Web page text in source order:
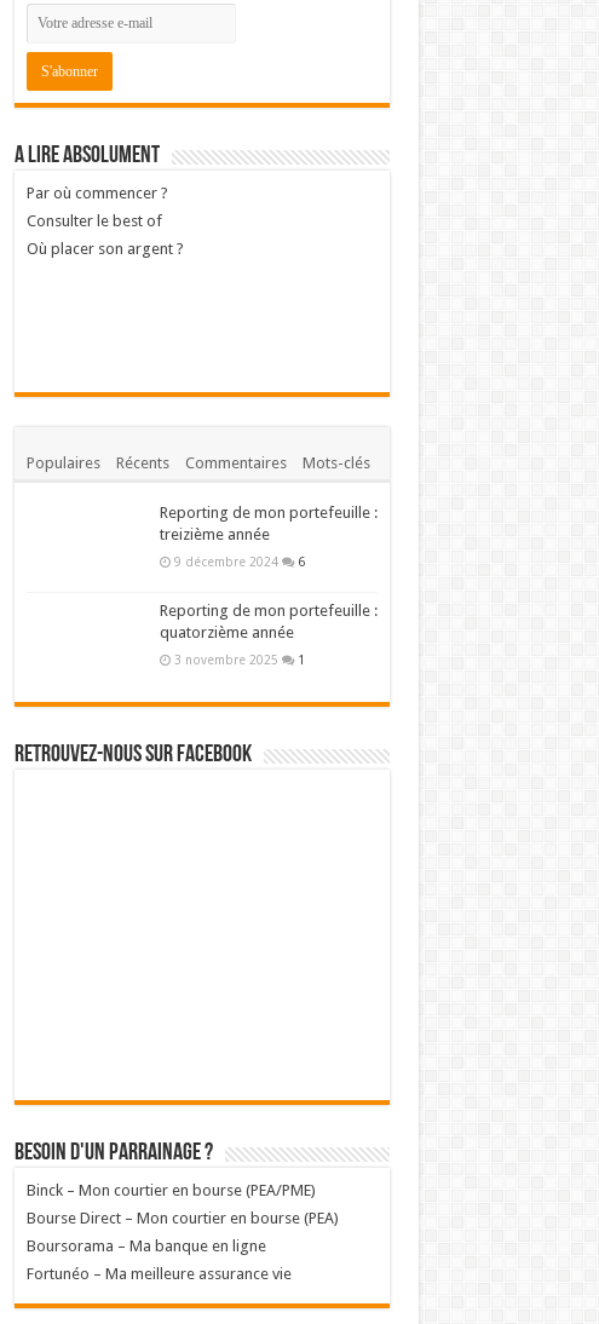
A lire absolument
Par où commencer ?
Consulter le best of
Où placer son argent ?
Populaires Récents Commentaires Mots-clés
Reporting de mon portefeuille :
treizième année
9 décembre 2024 6
Reporting de mon portefeuille :
quatorzième année
3 novembre 2025 1
Retrouvez-nous sur Facebook
Besoin d'un parrainage ?
Binck – Mon courtier en bourse (PEA/PME)
Bourse Direct – Mon courtier en bourse (PEA)
Boursorama – Ma banque en ligne
Fortunéo – Ma meilleure assurance vie